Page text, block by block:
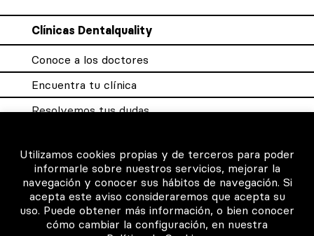
Clínicas Dentalquality
Conoce a los doctores
Encuentra tu clínica
Resolvemos tus dudas
Para los profesionales
Consigue tu certificado
Utilizamos cookies propias y de terceros para poder
informarle sobre nuestros servicios, mejorar la
navegación y conocer sus hábitos de navegación. Si
acepta este aviso consideraremos que acepta su
uso. Puede obtener más información, o bien conocer
cómo cambiar la configuración, en nuestra